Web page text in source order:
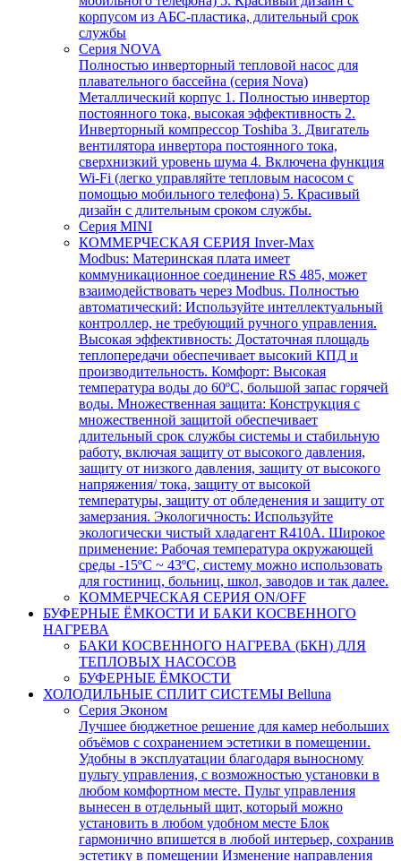
корпусом из АБС-пластика, длительный срок
службы
Серия NOVA
Полностью инверторный тепловой насос для
плавательного бассейна (серия Nova)
Металлический корпус 1. Полностью инвертор
постоянного тока, высокая эффективность 2.
Инверторный компрессор Toshiba 3. Двигатель
вентилятора инвертора постоянного тока,
сверхнизкий уровень шума 4. Включена функция
Wi-Fi (легко управляйте тепловым насосом с
помощью мобильного телефона) 5. Красивый
дизайн с длительным сроком службы.
Серия MINI
КОММЕРЧЕСКАЯ СЕРИЯ Inver-Max
Modbus: Материнская плата имеет
коммуникационное соединение RS 485, может
взаимодействовать через Modbus. Полностью
автоматический: Используйте интеллектуальный
контроллер, не требующий ручного управления.
Высокая эффективность: Достаточная площадь
теплопередачи обеспечивает высокий КПД и
производительность. Комфорт: Высокая
температура воды до 60ºC, большой запас горячей
воды. Множественная защита: Конструкция с
множественной защитой обеспечивает
длительный срок службы системы и стабильную
работу, включая защиту от высокого давления,
защиту от низкого давления, защиту от высокого
напряжения/ тока, защиту от высокой
температуры, защиту от обледенения и защиту от
замерзания. Экологичность: Используйте
экологически чистый хладагент R410A. Широкое
применение: Рабочая температура окружающей
среды -15ºC ~ 43ºC, систему можно использовать
для гостиниц, больниц, школ, заводов и так далее.
КОММЕРЧЕСКАЯ СЕРИЯ ON/OFF
БУФЕРНЫЕ ЁМКОСТИ И БАКИ КОСВЕННОГО
НАГРЕВА
БАКИ КОСВЕННОГО НАГРЕВА (БКН) ДЛЯ
ТЕПЛОВЫХ НАСОСОВ
БУФЕРНЫЕ ЁМКОСТИ
ХОЛОДИЛЬНЫЕ СПЛИТ СИСТЕМЫ Belluna
Серия Эконом
Лучшее бюджетное решение для камер небольших
объёмов с сохранением эстетики в помещении.
Удобны в эксплуатации благодаря выносному
пульту управления, с возможностью установки в
любом комфортном месте. Пульт управления
вынесен в отдельный щит, который можно
установить в любом удобном месте Блок
гармонично впишется в любой интерьер, сохранив
эстетику в помещении Изменение направления